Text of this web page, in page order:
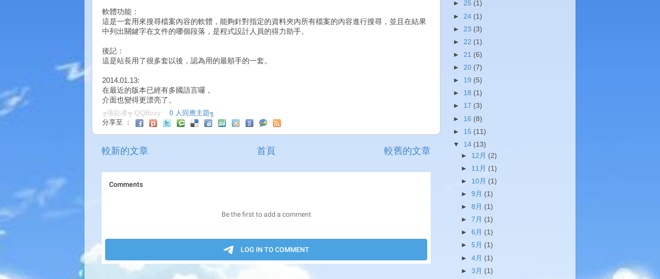
軟體功能：
這是一套用來搜尋檔案內容的軟體，能夠針對指定的資料夾內所有檔案的內容進行搜尋，並且在結果
中列出關鍵字在文件的哪個段落，是程式設計人員的得力助手。
後記：
這是站長用了很多套以後，認為用的最順手的一套。
2014.01.13:
在最近的版本已經有多國語言囉，
介面也變得更漂亮了。
╔張貼者╦ QQBoxy
0 人回應主題╗
分享至 ：
較新的文章 較舊的文章
首頁
► 25 (1)
► 24 (1)
► 23 (3)
► 22 (1)
► 21 (6)
► 20 (7)
► 19 (5)
► 18 (1)
► 17 (3)
► 16 (8)
► 15 (11)
▼ 14 (13)
► 12月 (2)
► 11月 (1)
► 10月 (1)
►9月 (1)
►8月 (1)
►7月 (1)
►6月 (1)
► 5月 (1)
►4月 (1)
►3月 (1)